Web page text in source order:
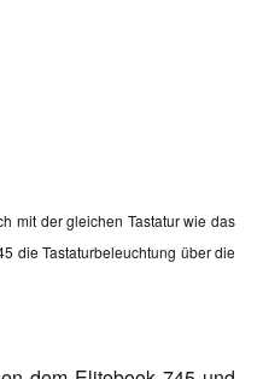
mit der gleichen Tastatur wie das
die Tastaturbeleuchtung über die